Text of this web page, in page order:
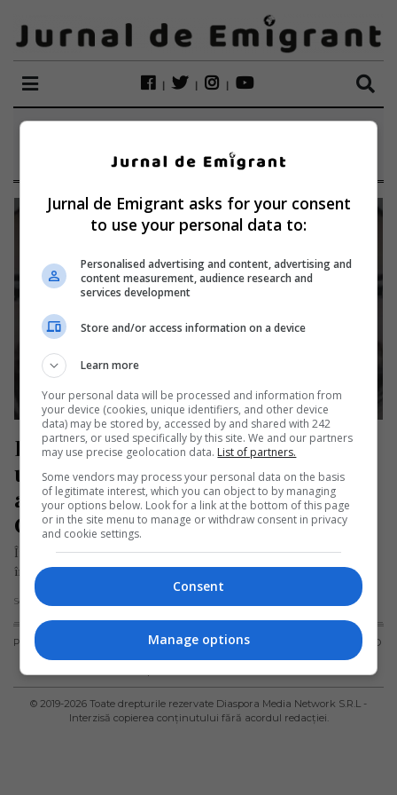
DOBRESCU
Deși a dispărut în străinătate în
urmă cu 10 ani, familia unui român
a alertat autoritățile abia acum.
Cătălin are 35 de ani în prezent
În ciuda faptului că a plecat la nuncă în străinătate cu mulți ani
în urmă și nu a mai dat…
Scris de Daniela Stoica
PUBLICITATE
POLITICA DE
POLITICA PRIVIND
© 2019-2026 Toate drepturile rezervate Diaspora Media Network S.R.L -
Interzisă copierea conținutului fără acordul redacției.
Jurnal de Emigrant asks for your consent
to use your personal data to:
Personalised advertising and content, advertising and
content measurement, audience research and
services development
Store and/or access information on a device
Learn more
Your personal data will be processed and information from
your device (cookies, unique identifiers, and other device
data) may be stored by, accessed by and shared with 242
partners, or used specifically by this site. We and our partners
may use precise geolocation data. List of partners.
Some vendors may process your personal data on the basis
of legitimate interest, which you can object to by managing
your options below. Look for a link at the bottom of this page
or in the site menu to manage or withdraw consent in privacy
and cookie settings.
Consent
Manage options